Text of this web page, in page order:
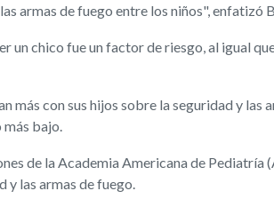
armas de fuego entre los niños", enfatizó
un chico fue un factor de riesgo, al igual
más con sus hijos sobre la seguridad y las
más bajo.
de la Academia Americana de Pediatría
y las armas de fuego.